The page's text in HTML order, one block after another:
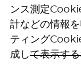
ンス測定
計などの情報
ティング
成して表示す